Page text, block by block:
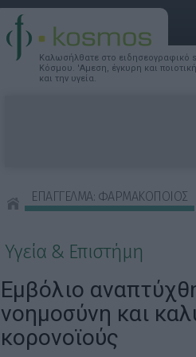
Καλωσήλθατε στο ειδησεογραφικό
Κόσμου. 'Αμεση, έγκυρη και
και την υγεία.
ΕΠΑΓΓΕΛΜΑ: ΦΑΡΜΑΚΟΠΟΙΟΣ
Υγεία & Επιστήμη
Εμβόλιο
νοημοσύνη και
κορονοϊούς